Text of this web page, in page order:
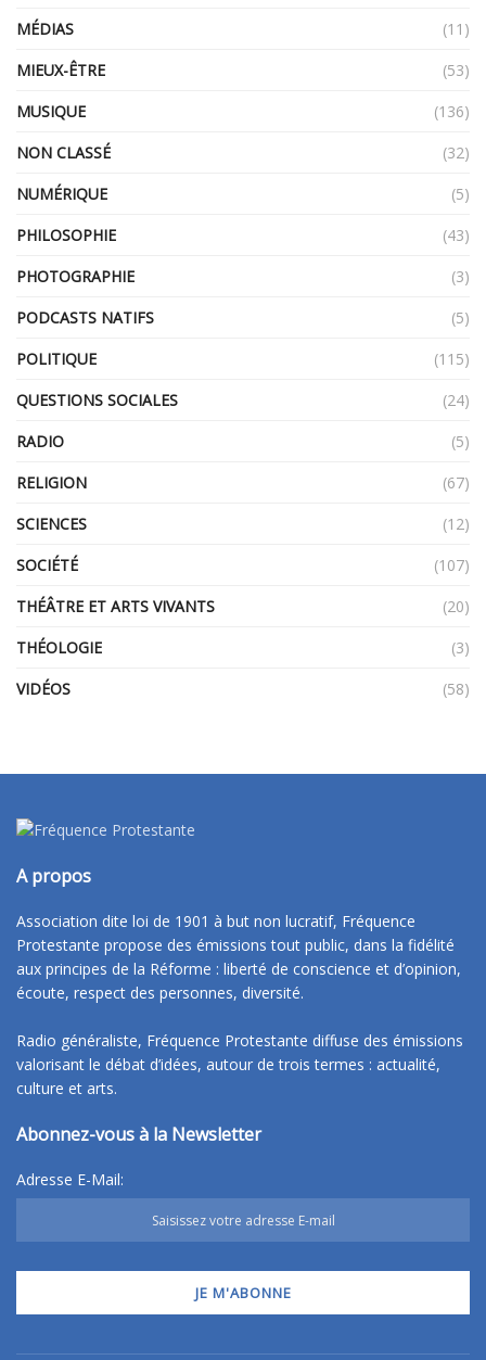
MÉDIAS
(11)
MIEUX-ÊTRE
(53)
MUSIQUE
(136)
NON CLASSÉ
(32)
NUMÉRIQUE
(5)
PHILOSOPHIE
(43)
PHOTOGRAPHIE
(3)
PODCASTS NATIFS
(5)
POLITIQUE
(115)
QUESTIONS SOCIALES
(24)
RADIO
(5)
RELIGION
(67)
SCIENCES
(12)
SOCIÉTÉ
(107)
THÉÂTRE ET ARTS VIVANTS
(20)
THÉOLOGIE
(3)
VIDÉOS
(58)
A propos
Association dite loi de 1901 à but non lucratif, Fréquence
Protestante propose des émissions tout public, dans la fidélité
aux principes de la Réforme : liberté de conscience et d’opinion,
écoute, respect des personnes, diversité.
Radio généraliste, Fréquence Protestante diffuse des émissions
valorisant le débat d’idées, autour de trois termes : actualité,
culture et arts.
Abonnez-vous à la Newsletter
Adresse E-Mail: